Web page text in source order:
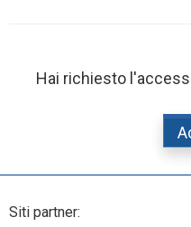
Hai richiesto
Siti partner: